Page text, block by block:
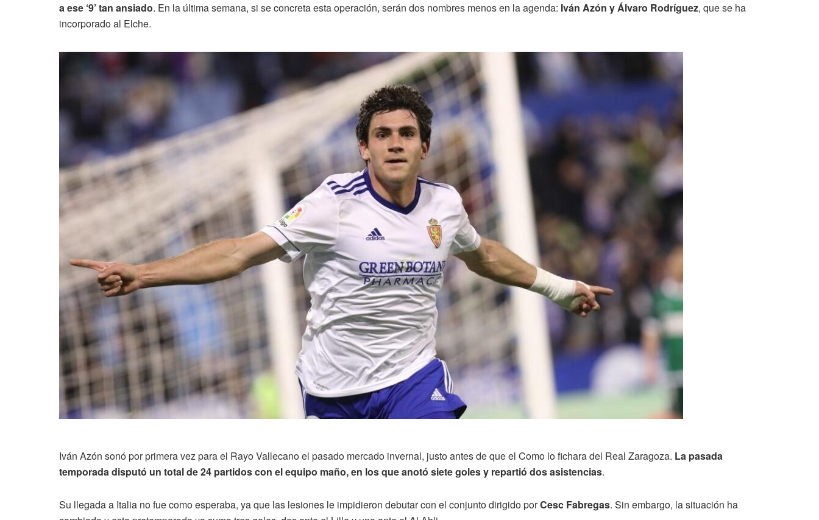
a ese ‘9’ tan ansiado. En la última semana, si se concreta esta operación, serán dos nombres menos en la agenda: Iván Azón y Álvaro Rodríguez, que se ha
incorporado al Elche.
Iván Azón sonó por primera vez para el Rayo Vallecano el pasado mercado invernal, justo antes de que el Como lo fichara del Real Zaragoza. La pasada
temporada disputó un total de 24 partidos con el equipo maño, en los que anotó siete goles y repartió dos asistencias.
Su llegada a Italia no fue como esperaba, ya que las lesiones le impidieron debutar con el conjunto dirigido porCesc Fabregas. Sin embargo, la situación ha